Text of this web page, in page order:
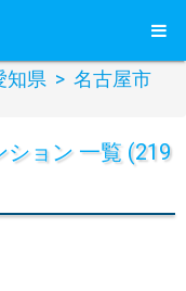
知県 > 名古屋市
ョン 一覧 (219